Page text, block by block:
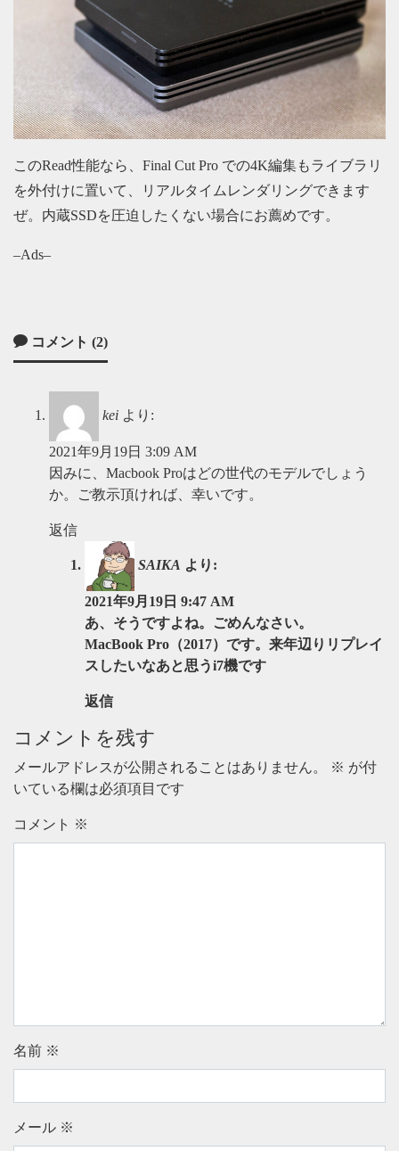
このRead性能なら、Final Cut Pro での4K編集もライブラリ
を外付けに置いて、リアルタイムレンダリングできます
ぜ。内蔵SSDを圧迫したくない場合にお薦めです。
–Ads–
コメント (2)
kei より:
2021年9月19日 3:09 AM
因みに、Macbook Proはどの世代のモデルでしょう
か。ご教示頂ければ、幸いです。
返信
SAIKA より:
2021年9月19日 9:47 AM
あ、そうですよね。ごめんなさい。
MacBook Pro（2017）です。来年辺りリプレイ
スしたいなあと思うi7機です
返信
コメントを残す
メールアドレスが公開されることはありません。 ※ が付
いている欄は必須項目です
コメント ※
名前 ※
メール ※